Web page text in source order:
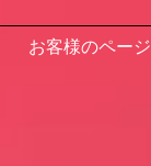
お客様のページ